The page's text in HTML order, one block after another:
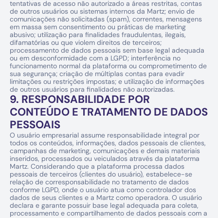
tentativas de acesso não autorizado a áreas restritas, contas
de outros usuários ou sistemas internos da Martz; envio de
comunicações não solicitadas (spam), correntes, mensagens
em massa sem consentimento ou práticas de marketing
abusivo; utilização para finalidades fraudulentas, ilegais,
difamatórias ou que violem direitos de terceiros;
processamento de dados pessoais sem base legal adequada
ou em desconformidade com a LGPD; interferência no
funcionamento normal da plataforma ou comprometimento de
sua segurança; criação de múltiplas contas para evadir
limitações ou restrições impostas; e utilização de informações
de outros usuários para finalidades não autorizadas.
9. RESPONSABILIDADE POR
CONTEÚDO E TRATAMENTO DE DADOS
PESSOAIS
O usuário empresarial assume responsabilidade integral por
todos os conteúdos, informações, dados pessoais de clientes,
campanhas de marketing, comunicações e demais materiais
inseridos, processados ou veiculados através da plataforma
Martz. Considerando que a plataforma processa dados
pessoais de terceiros (clientes do usuário), estabelece-se
relação de corresponsabilidade no tratamento de dados
conforme LGPD, onde o usuário atua como controlador dos
dados de seus clientes e a Martz como operadora. O usuário
declara e garante possuir base legal adequada para coleta,
processamento e compartilhamento de dados pessoais com a